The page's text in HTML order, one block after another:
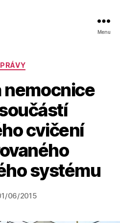
Menu
Rubriky
nemocnice
cvičení
systému
Autor
příspěvku
u
o
a
06/2015